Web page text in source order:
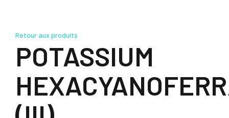
Retour aux produits
POTASSIUM